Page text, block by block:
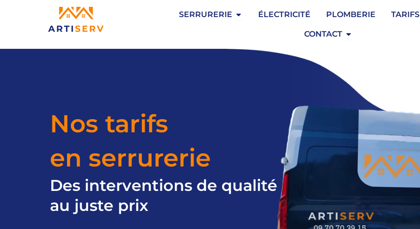
SERRURERIE Ouvrir Serrurerie
ÉLECTRICITÉ PLOMBERIE TARIFS
CONTACT Ouvrir Contact
Nos tarifs
en serrurerie
Des interventions de qualité
au juste prix